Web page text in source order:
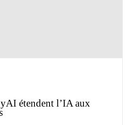
étendent l’IA aux